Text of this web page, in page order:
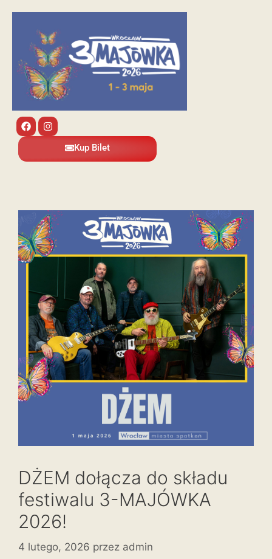
Kup Bilet
DŻEM dołącza do składu
festiwalu 3-MAJÓWKA
2026!
4 lutego, 2026 przez admin